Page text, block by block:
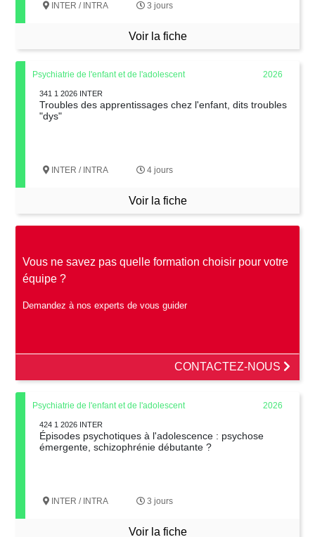
INTER / INTRA 3 jours
Voir la fiche
Psychiatrie de l'enfant et de l'adolescent 2026
341 1 2026 INTER
Troubles des apprentissages chez l'enfant, dits troubles
"dys"
INTER / INTRA 4 jours
Voir la fiche
Vous ne savez pas quelle formation choisir pour votre
équipe ?
Demandez à nos experts de vous guider
CONTACTEZ-NOUS
Psychiatrie de l'enfant et de l'adolescent 2026
424 1 2026 INTER
Épisodes psychotiques à l'adolescence : psychose
émergente, schizophrénie débutante ?
INTER / INTRA 3 jours
Voir la fiche